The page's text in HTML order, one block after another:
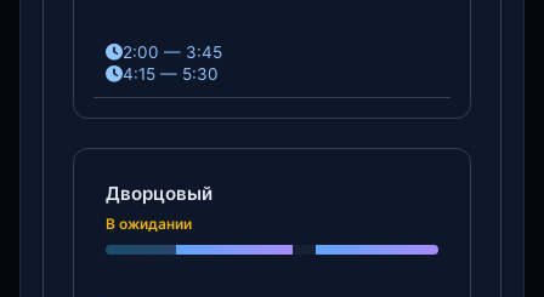
2:00 — 3:45
4:15 — 5:30
Дворцовый
В ожидании